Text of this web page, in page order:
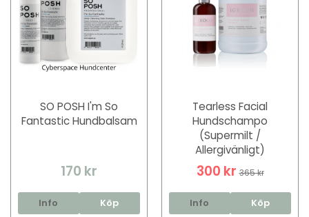
SO POSH I'm So
Fantastic Hundbalsam
170 kr
Info Köp
Tearless Facial
Hundschampo
(Supermilt /
Allergivänligt)
300 kr 365 kr
Info Köp